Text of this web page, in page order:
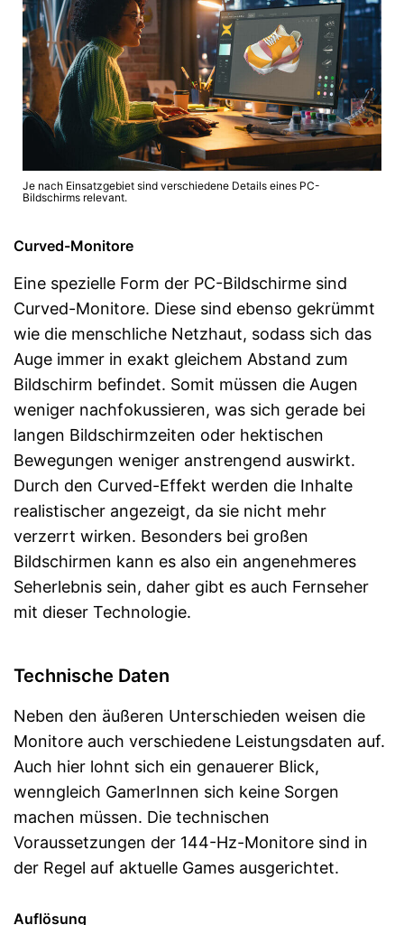
Je nach Einsatzgebiet sind verschiedene Details eines PC-
Bildschirms relevant.
Curved-Monitore
Eine spezielle Form der PC-Bildschirme sind
Curved-Monitore. Diese sind ebenso gekrümmt
wie die menschliche Netzhaut, sodass sich das
Auge immer in exakt gleichem Abstand zum
Bildschirm befindet. Somit müssen die Augen
weniger nachfokussieren, was sich gerade bei
langen Bildschirmzeiten oder hektischen
Bewegungen weniger anstrengend auswirkt.
Durch den Curved-Effekt werden die Inhalte
realistischer angezeigt, da sie nicht mehr
verzerrt wirken. Besonders bei großen
Bildschirmen kann es also ein angenehmeres
Seherlebnis sein, daher gibt es auch Fernseher
mit dieser Technologie.
Technische Daten
Neben den äußeren Unterschieden weisen die
Monitore auch verschiedene Leistungsdaten auf.
Auch hier lohnt sich ein genauerer Blick,
wenngleich GamerInnen sich keine Sorgen
machen müssen. Die technischen
Voraussetzungen der 144-Hz-Monitore sind in
der Regel auf aktuelle Games ausgerichtet.
Auflösung